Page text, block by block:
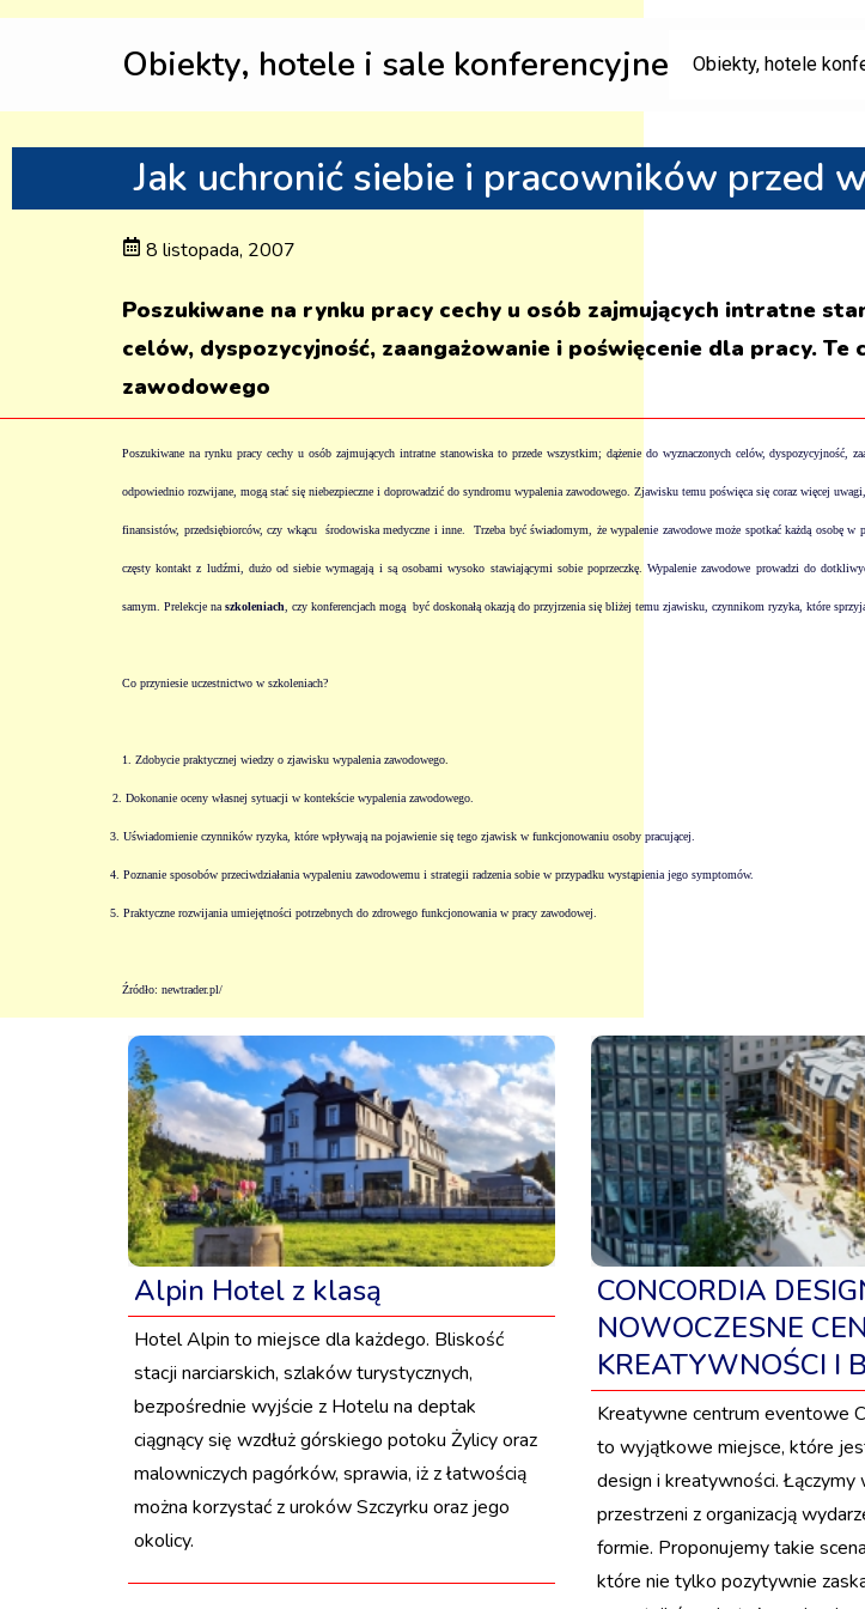
Obiekty, hotele i sale konferencyjne Obiekty, hotele
Jak uchronić siebie i pracowników przed
8 listopada, 2007
Poszukiwane na rynku pracy cechy u osób zajmujących intratne
celów, dyspozycyjność, zaangażowanie i poświęcenie dla pracy.
zawodowego
Poszukiwane na rynku pracy cechy u osób zajmujących intratne stanowiska to przede wszystkim; dążenie do wyznaczonych celów, dyspozycyjność,
odpowiednio rozwijane, mogą stać się niebezpieczne i doprowadzić do syndromu wypalenia zawodowego. Zjawisku temu poświęca się coraz więcej
finansistów, przedsiębiorców, czy wkącu środowiska medyczne i inne. Trzeba być świadomym, że wypalenie zawodowe może spotkać każdą osobę
częsty kontakt z ludźmi, dużo od siebie wymagają i są osobami wysoko stawiającymi sobie poprzeczkę. Wypalenie zawodowe prowadzi do
samym. Prelekcje na szkoleniach , czy konferencjach mogą być doskonałą okazją do przyjrzenia się bliżej temu zjawisku, czynnikom ryzyka, które
Co przyniesie uczestnictwo w szkoleniach?
1. Zdobycie praktycznej wiedzy o zjawisku wypalenia zawodowego
2. Dokonanie oceny własnej sytuacji w kontekście wypalenia zawodowego.
3. Uświadomienie czynników ryzyka, które wpływają na pojawienie się tego zjawisk w funkcjonowaniu osoby pracującej.
4. Poznanie sposobów przeciwdziałania wypaleniu zawodowemu i strategii radzenia sobie w przypadku wystąpienia jego symptomów.
5. Praktyczne rozwijania umiejętności potrzebnych do zdrowego funkcjonowania w pracy zawodowej.
Źródło: newtrader.pl/
Alpin Hotel z klasą
Hotel Alpin to miejsce dla każdego. Bliskość
stacji narciarskich, szlaków turystycznych,
bezpośrednie wyjście z Hotelu na deptak
ciągnący się wzdłuż górskiego potoku Żylicy oraz
malowniczych pagórków, sprawia, iż z łatwością
można korzystać z uroków Szczyrku oraz jego
okolicy.
CONCORDIA
NOWOCZESNE
KREATYWNOŚCI I
Kreatywne centrum eventowe
to wyjątkowe miejsce, które
design i kreatywności. Łączymy
przestrzeni z organizacją
formie. Proponujemy takie
które nie tylko pozytywnie